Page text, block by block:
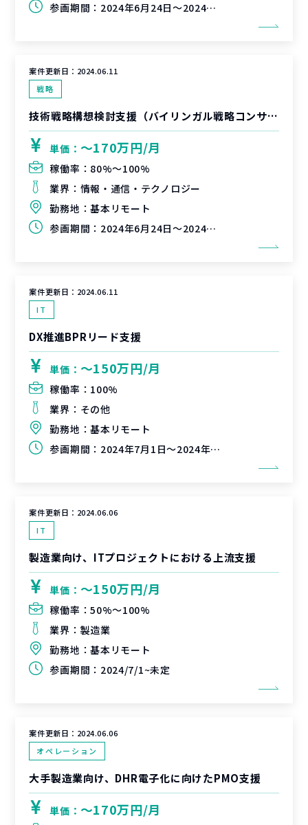
参画期間： 2024年6月24日～2024年8月31日（延長可能性有）
案件更新日： 2024.06.11
戦略
技術戦略構想検討支援（バイリンガル戦略コンサルタント）
単価： 〜170万円/月
稼働率： 80%〜100%
業界： 情報・通信・テクノロジー
勤務地：基本リモート
参画期間： 2024年6月24日～2024年8月31日（延長可能性有）
案件更新日： 2024.06.11
IT
DX推進BPRリード支援
単価： 〜150万円/月
稼働率： 100%
業界： その他
勤務地：基本リモート
参画期間： 2024年7月1日～2024年9月30日（延長可能性有）
案件更新日： 2024.06.06
IT
製造業向け、ITプロジェクトにおける上流支援
単価： 〜150万円/月
稼働率：50%〜100%
業界： 製造業
勤務地：基本リモート
参画期間： 2024/7/1~未定
案件更新日： 2024.06.06
オペレーション
大手製造業向け、DHR電子化に向けたPMO支援
単価： 〜170万円/月